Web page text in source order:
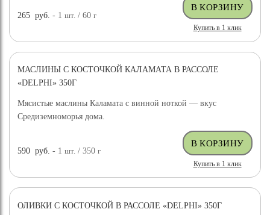
265 руб. - 1шт. / 60г
Купить в 1 клик
МАСЛИНЫ С КОСТОЧКОЙ КАЛАМАТА В РАССОЛЕ
«DELPHI» 350Г
Мясистые маслины Каламата с винной ноткой — вкус
Средиземноморья дома.
590 руб. - 1шт. / 350г
Купить в 1 клик
ОЛИВКИ С КОСТОЧКОЙ В РАССОЛЕ «DELPHI» 350Г